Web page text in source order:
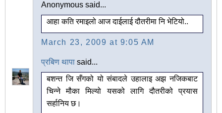
Anonymous said...
आहा कति रमाइलो आज दाईलाई दौतरीमा नि भेटियो..
March 23, 2009 at 9:05 AM
प्रबिण थापा said...
बशन्त जि सँगको यो संबादले उहालाइ अझ नजिकबाट
चिन्ने मौका मिल्यो यसको लागि दौतरीको प्रयास
सर्हानिय छ।